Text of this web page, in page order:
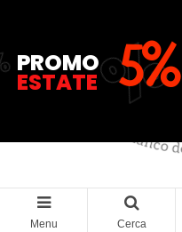
Menu Cerca
%
PROMO
ESTATE 5%